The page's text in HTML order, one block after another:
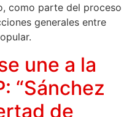
como parte del proceso
generales entre
une a la
“Sánchez
de